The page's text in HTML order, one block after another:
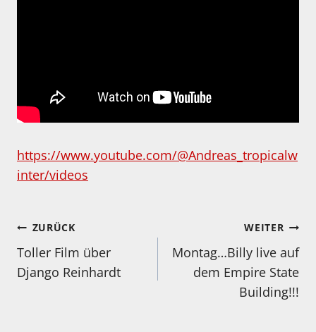
https://www.youtube.com/@Andreas_tropicalw
inter/videos
Beitragsnavigation
ZURÜCK
Toller Film über
Django Reinhardt
WEITER
Montag…Billy live auf
dem Empire State
Building!!!